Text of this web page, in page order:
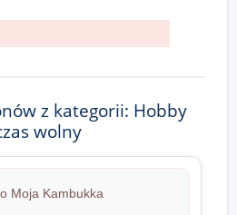
z kategorii: Hobby
wolny